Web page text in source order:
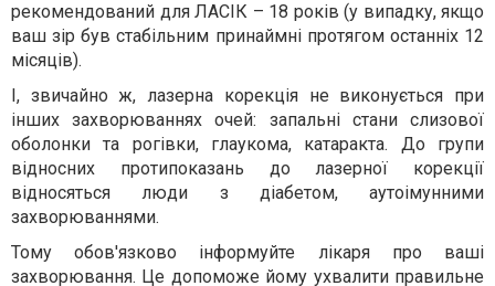
рекомендований для ЛАСІК – 18 років (у випадку, якщо
ваш зір був стабільним принаймні протягом останніх 12
місяців).
І, звичайно ж, лазерна корекція не виконується при
інших захворюваннях очей: запальні стани слизової
оболонки та рогівки, глаукома, катаракта. До групи
відносних протипоказань до лазерної корекції
відносяться люди з діабетом, аутоімунними
захворюваннями.
Тому обов'язково інформуйте лікаря про ваші
захворювання. Це допоможе йому ухвалити правильне